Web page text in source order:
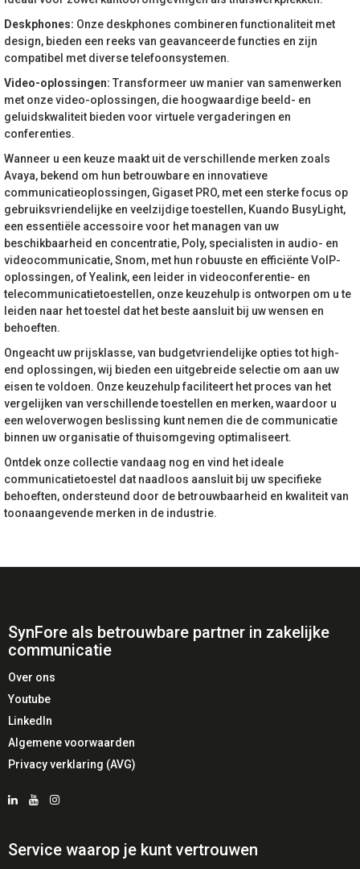
Deskphones: Onze deskphones combineren functionaliteit met
design, bieden een reeks van geavanceerde functies en zijn
compatibel met diverse telefoonsystemen.
Video-oplossingen: Transformeer uw manier van samenwerken
met onze video-oplossingen, die hoogwaardige beeld- en
geluidskwaliteit bieden voor virtuele vergaderingen en
conferenties.
Wanneer u een keuze maakt uit de verschillende merken zoals
Avaya, bekend om hun betrouwbare en innovatieve
communicatieoplossingen, Gigaset PRO, met een sterke focus op
gebruiksvriendelijke en veelzijdige toestellen, Kuando BusyLight,
een essentiële accessoire voor het managen van uw
beschikbaarheid en concentratie, Poly, specialisten in audio- en
videocommunicatie, Snom, met hun robuuste en efficiënte VoIP-
oplossingen, of Yealink, een leider in videoconferentie- en
telecommunicatietoestellen, onze keuzehulp is ontworpen om u te
leiden naar het toestel dat het beste aansluit bij uw wensen en
behoeften.
Ongeacht uw prijsklasse, van budgetvriendelijke opties tot high-
end oplossingen, wij bieden een uitgebreide selectie om aan uw
eisen te voldoen. Onze keuzehulp faciliteert het proces van het
vergelijken van verschillende toestellen en merken, waardoor u
een weloverwogen beslissing kunt nemen die de communicatie
binnen uw organisatie of thuisomgeving optimaliseert.
Ontdek onze collectie vandaag nog en vind het ideale
communicatietoestel dat naadloos aansluit bij uw specifieke
behoeften, ondersteund door de betrouwbaarheid en kwaliteit van
toonaangevende merken in de industrie.
SynFore als betrouwbare partner in zakelijke
communicatie
Over ons
Youtube
LinkedIn
Algemene voorwaarden
Privacy verklaring (AVG)
Service waarop je kunt vertrouwen